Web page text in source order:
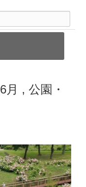
6月 , 公園・